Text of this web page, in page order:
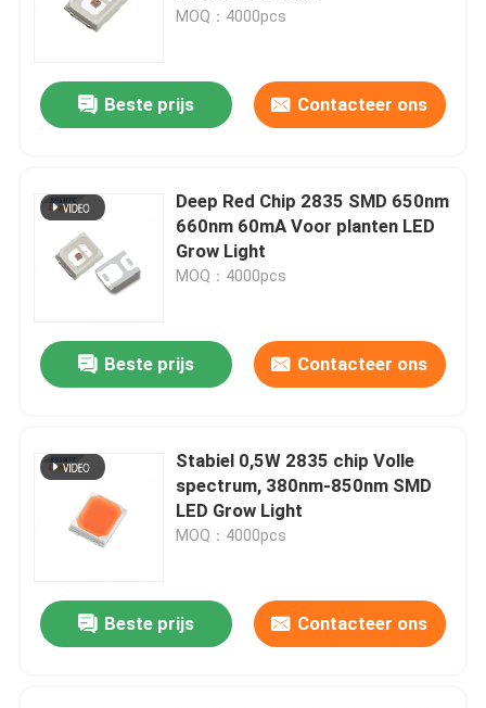
MOQ：4000pcs
Beste prijs Contacteer ons
Deep Red Chip 2835 SMD 650nm
660nm 60mA Voor planten LED
Grow Light
MOQ：4000pcs
Beste prijs Contacteer ons
Stabiel 0,5W 2835 chip Volle
spectrum, 380nm-850nm SMD
LED Grow Light
MOQ：4000pcs
Beste prijs Contacteer ons